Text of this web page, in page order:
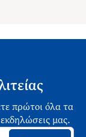
πρώτοι όλα τα
εκδηλώσεις μας.